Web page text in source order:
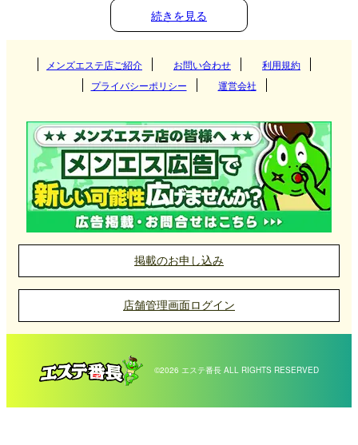
続きを見る
メンズエステ店ご紹介 お問い合わせ
利用規約
プライバシーポリシー
運営会社
掲載のお申し込み
店舗管理画面ログイン
©2026 エステ番長 ALL RIGHTS RESERVED